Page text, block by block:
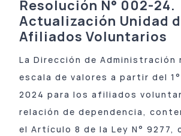
Tutoriales
Cobertura
Cobertura fuera de Córdoba
Constancia de Afiliación / Negativa
Sistema de Validación
Inscripción Nuevos Prestadores
Portal de Prestadores
Tutoriales
Información de interés
Verificación de Documento
Últimas Resoluciones
Contactanos
Resolución N° 002-24.
Actualización Unidad
Afiliados Voluntarios
La Dirección de Administración
escala de valores a partir del
2024 para los afiliados
relación de dependencia,
el Artículo 8 de la Ley N° 9277,